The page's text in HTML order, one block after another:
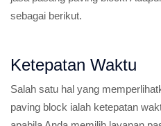
sebagai berikut.
Ketepatan Waktu
Salah satu hal yang
paving block ialah ketepatan